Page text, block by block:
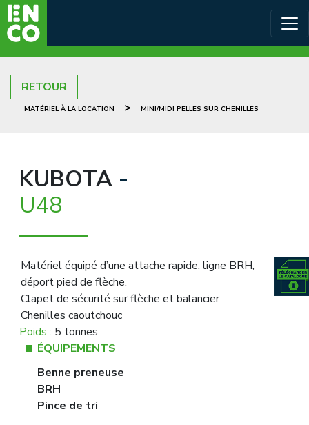
RETOUR
MATÉRIEL À LA LOCATION > MINI/MIDI PELLES SUR CHENILLES
KUBOTA -
U48
Matériel équipé d’une attache rapide, ligne BRH,
déport pied de flèche.
Clapet de sécurité sur flèche et balancier
Chenilles caoutchouc
Poids : 5 tonnes
ÉQUIPEMENTS
Benne preneuse
BRH
Pince de tri